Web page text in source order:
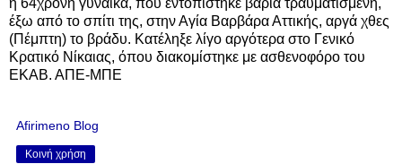
η 64χρονη γυναίκα, που εντοπίστηκε βαριά τραυματισμένη,
έξω από το σπίτι της, στην Αγία Βαρβάρα Αττικής, αργά χθες
(Πέμπτη) το βράδυ. Κατέληξε λίγο αργότερα στο Γενικό
Κρατικό Νίκαιας, όπου διακομίστηκε με ασθενοφόρο του
ΕΚΑΒ. ΑΠΕ-ΜΠΕ
Afirimeno Blog
Κοινή χρήση